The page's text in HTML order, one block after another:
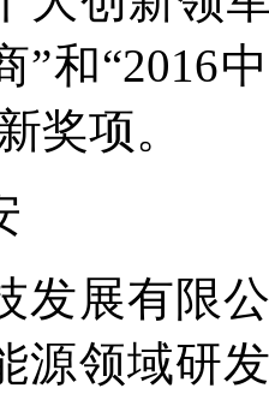
”和“2016
奖项。
发展有限
源领域研